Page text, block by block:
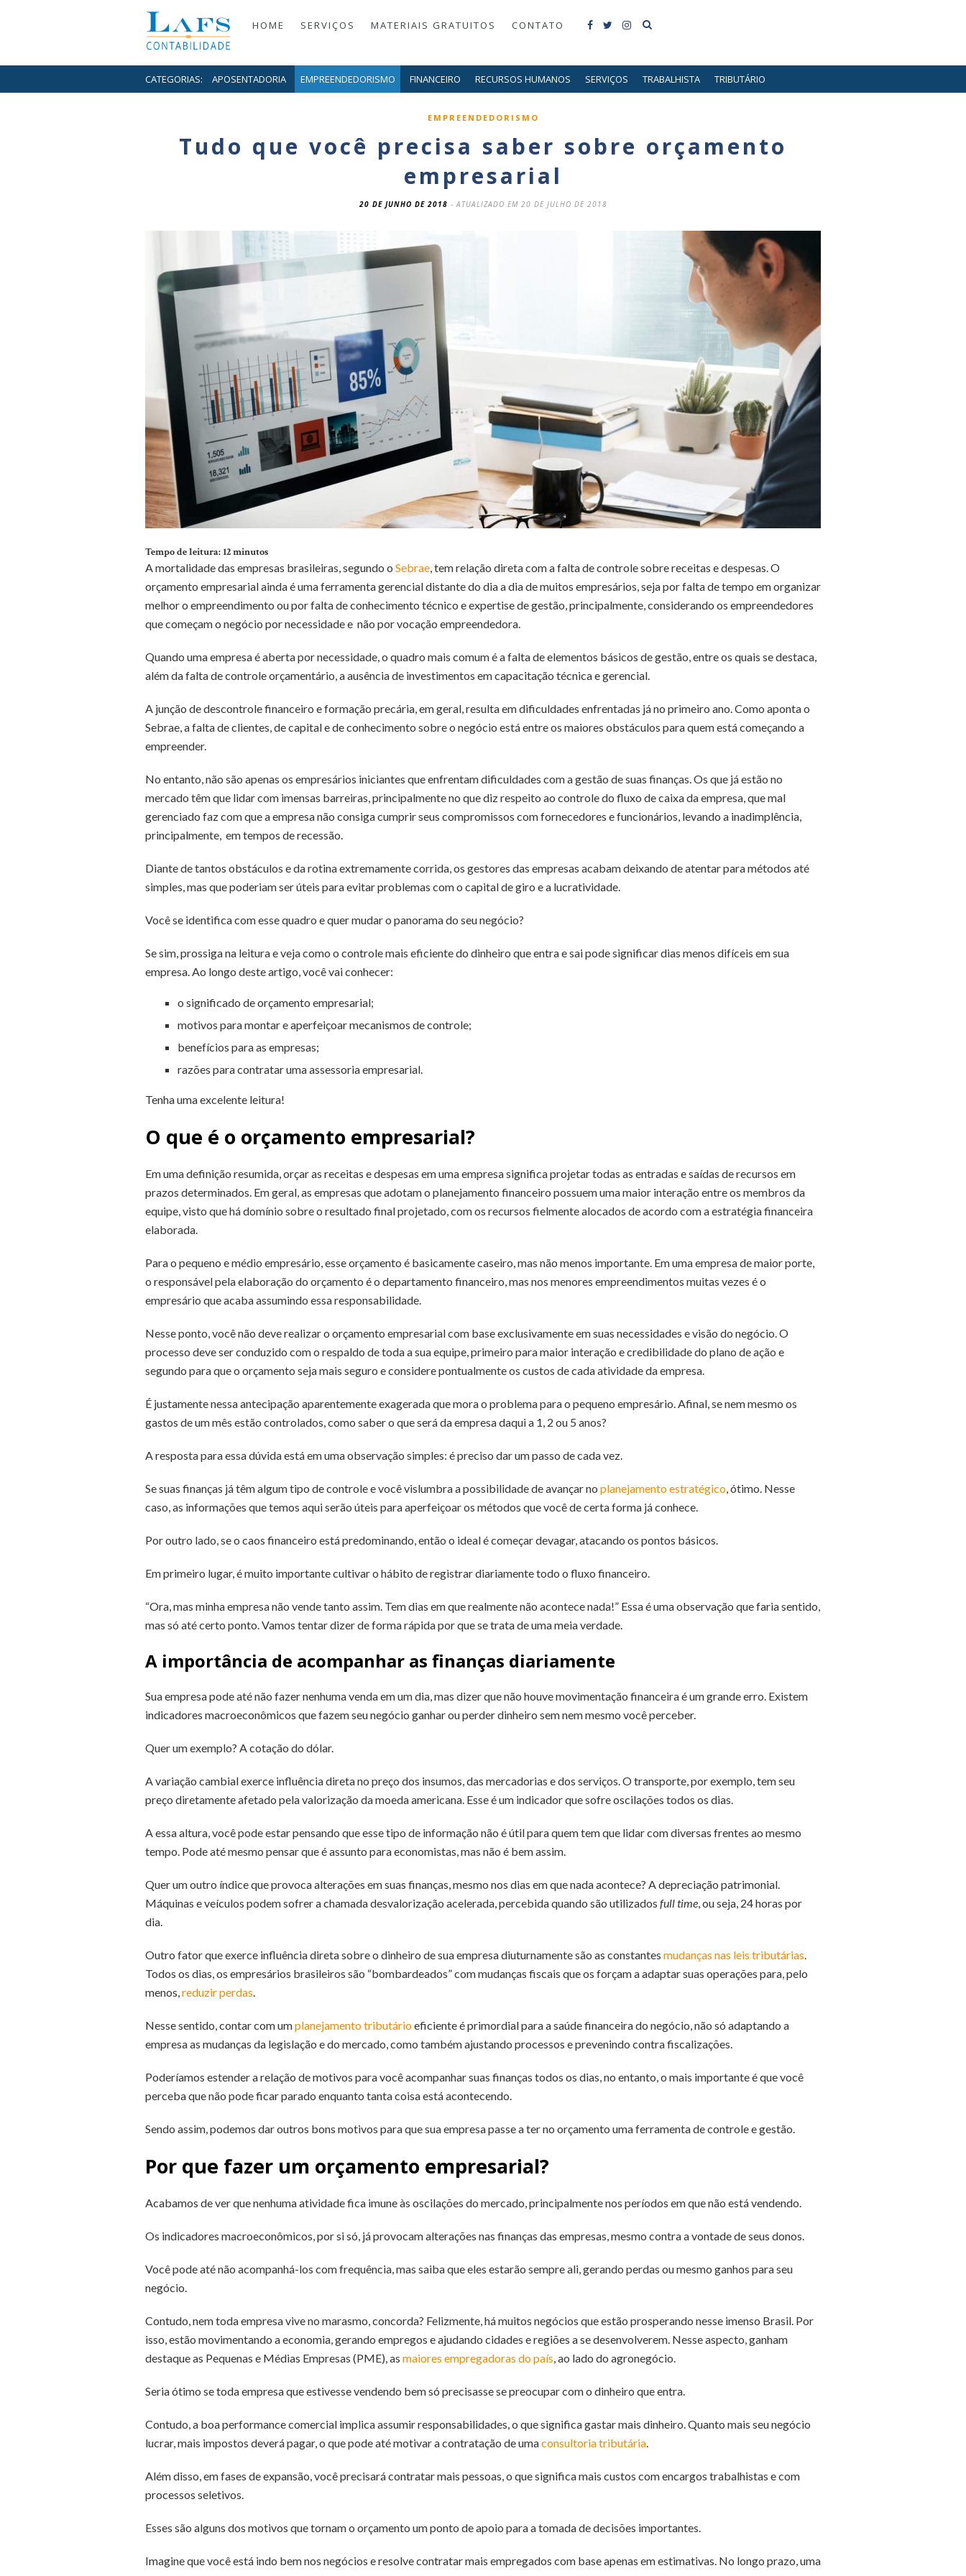
HOME SERVIÇOS MATERIAIS GRATUITOS CONTATO
CATEGORIAS: APOSENTADORIA EMPREENDEDORISMO FINANCEIRO RECURSOS HUMANOS SERVIÇOS TRABALHISTA TRIBUTÁRIO
EMPREENDEDORISMO
Tudo que você precisa saber sobre orçamento
empresarial
20 DE JUNHO DE 2018 - ATUALIZADO EM 20 DE JULHO DE 2018
Tempo de leitura:12minutos
A mortalidade das empresas brasileiras, segundo o Sebrae , tem relação direta com a falta de controle sobre receitas e despesas. O
orçamento empresarial ainda é uma ferramenta gerencial distante do dia a dia de muitos empresários, seja por falta de tempo em organizar
melhor o empreendimento ou por falta de conhecimento técnico e expertise de gestão, principalmente, considerando os empreendedores
que começam o negócio por necessidade e não por vocação empreendedora.
Quando uma empresa é aberta por necessidade, o quadro mais comum é a falta de elementos básicos de gestão, entre os quais se destaca,
além da falta de controle orçamentário, a ausência de investimentos em capacitação técnica e gerencial.
A junção de descontrole financeiro e formação precária, em geral, resulta em dificuldades enfrentadas já no primeiro ano. Como aponta o
Sebrae, a falta de clientes, de capital e de conhecimento sobre o negócio está entre os maiores obstáculos para quem está começando a
empreender.
No entanto, não são apenas os empresários iniciantes que enfrentam dificuldades com a gestão de suas finanças. Os que já estão no
mercado têm que lidar com imensas barreiras, principalmente no que diz respeito ao controle do fluxo de caixa da empresa, que mal
gerenciado faz com que a empresa não consiga cumprir seus compromissos com fornecedores e funcionários, levando a inadimplência,
principalmente, em tempos de recessão.
Diante de tantos obstáculos e da rotina extremamente corrida, os gestores das empresas acabam deixando de atentar para métodos até
simples, mas que poderiam ser úteis para evitar problemas com o capital de giro e a lucratividade.
Você se identifica com esse quadro e quer mudar o panorama do seu negócio?
Se sim, prossiga na leitura e veja como o controle mais eficiente do dinheiro que entra e sai pode significar dias menos difíceis em sua
empresa. Ao longo deste artigo, você vai conhecer:
o significado de orçamento empresarial;
motivos para montar e aperfeiçoar mecanismos de controle;
benefícios para as empresas;
razões para contratar uma assessoria empresarial.
Tenha uma excelente leitura!
O que é o orçamento empresarial?
Em uma definição resumida, orçar as receitas e despesas em uma empresa significa projetar todas as entradas e saídas de recursos em
prazos determinados. Em geral, as empresas que adotam o planejamento financeiro possuem uma maior interação entre os membros da
equipe, visto que há domínio sobre o resultado final projetado, com os recursos fielmente alocados de acordo com a estratégia financeira
elaborada.
Para o pequeno e médio empresário, esse orçamento é basicamente caseiro, mas não menos importante. Em uma empresa de maior porte,
o responsável pela elaboração do orçamento é o departamento financeiro, mas nos menores empreendimentos muitas vezes é o
empresário que acaba assumindo essa responsabilidade.
Nesse ponto, você não deve realizar o orçamento empresarial com base exclusivamente em suas necessidades e visão do negócio. O
processo deve ser conduzido com o respaldo de toda a sua equipe, primeiro para maior interação e credibilidade do plano de ação e
segundo para que o orçamento seja mais seguro e considere pontualmente os custos de cada atividade da empresa.
É justamente nessa antecipação aparentemente exagerada que mora o problema para o pequeno empresário. Afinal, se nem mesmo os
gastos de um mês estão controlados, como saber o que será da empresa daqui a 1, 2 ou 5 anos?
A resposta para essa dúvida está em uma observação simples: é preciso dar um passo de cada vez.
Se suas finanças já têm algum tipo de controle e você vislumbra a possibilidade de avançar no planejamento estratégico , ótimo. Nesse
caso, as informações que temos aqui serão úteis para aperfeiçoar os métodos que você de certa forma já conhece.
Por outro lado, se o caos financeiro está predominando, então o ideal é começar devagar, atacando os pontos básicos.
Em primeiro lugar, é muito importante cultivar o hábito de registrar diariamente todo o fluxo financeiro.
“Ora, mas minha empresa não vende tanto assim. Tem dias em que realmente não acontece nada!” Essa é uma observação que faria sentido,
mas só até certo ponto. Vamos tentar dizer de forma rápida por que se trata de uma meia verdade.
A importância de acompanhar as finanças diariamente
Sua empresa pode até não fazer nenhuma venda em um dia, mas dizer que não houve movimentação financeira é um grande erro. Existem
indicadores macroeconômicos que fazem seu negócio ganhar ou perder dinheiro sem nem mesmo você perceber.
Quer um exemplo? A cotação do dólar.
A variação cambial exerce influência direta no preço dos insumos, das mercadorias e dos serviços. O transporte, por exemplo, tem seu
preço diretamente afetado pela valorização da moeda americana. Esse é um indicador que sofre oscilações todos os dias.
A essa altura, você pode estar pensando que esse tipo de informação não é útil para quem tem que lidar com diversas frentes ao mesmo
tempo. Pode até mesmo pensar que é assunto para economistas, mas não é bem assim.
Quer um outro índice que provoca alterações em suas finanças, mesmo nos dias em que nada acontece? A depreciação patrimonial.
Máquinas e veículos podem sofrer a chamada desvalorização acelerada, percebida quando são utilizados full time , ou seja, 24 horas por
dia.
Outro fator que exerce influência direta sobre o dinheiro de sua empresa diuturnamente são as constantes mudanças nas leis tributárias
Todos os dias, os empresários brasileiros são “bombardeados” com mudanças fiscais que os forçam a adaptar suas operações para, pelo
menos, reduzir perdas
Nesse sentido, contar com umplanejamento tributárioeficiente é primordial para a saúde financeira do negócio, não só adaptando a
empresa as mudanças da legislação e do mercado, como também ajustando processos e prevenindo contra fiscalizações.
Poderíamos estender a relação de motivos para você acompanhar suas finanças todos os dias, no entanto, o mais importante é que você
perceba que não pode ficar parado enquanto tanta coisa está acontecendo.
Sendo assim, podemos dar outros bons motivos para que sua empresa passe a ter no orçamento uma ferramenta de controle e gestão.
Por que fazer um orçamento empresarial?
Acabamos de ver que nenhuma atividade fica imune às oscilações do mercado, principalmente nos períodos em que não está vendendo.
Os indicadores macroeconômicos, por si só, já provocam alterações nas finanças das empresas, mesmo contra a vontade de seus donos.
Você pode até não acompanhá-los com frequência, mas saiba que eles estarão sempre ali, gerando perdas ou mesmo ganhos para seu
negócio.
Contudo, nem toda empresa vive no marasmo, concorda? Felizmente, há muitos negócios que estão prosperando nesse imenso Brasil. Por
isso, estão movimentando a economia, gerando empregos e ajudando cidades e regiões a se desenvolverem. Nesse aspecto, ganham
destaque as Pequenas e Médias Empresas (PME), as maiores empregadoras do país , ao lado do agronegócio.
Seria ótimo se toda empresa que estivesse vendendo bem só precisasse se preocupar com o dinheiro que entra.
Contudo, a boa performance comercial implica assumir responsabilidades, o que significa gastar mais dinheiro. Quanto mais seu negócio
lucrar, mais impostos deverá pagar, o que pode até motivar a contratação de umaconsultoria tributária
Além disso, em fases de expansão, você precisará contratar mais pessoas, o que significa mais custos com encargos trabalhistas e com
processos seletivos.
Esses são alguns dos motivos que tornam o orçamento um ponto de apoio para a tomada de decisões importantes.
Imagine que você está indo bem nos negócios e resolve contratar mais empregados com base apenas em estimativas. No longo prazo, uma